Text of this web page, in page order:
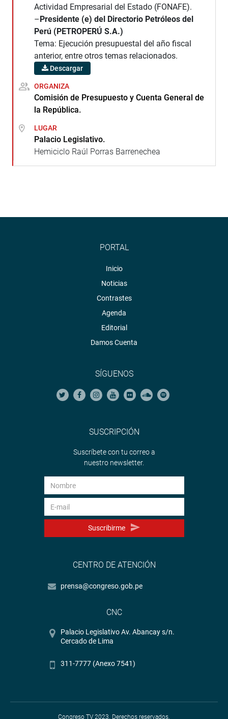
Actividad Empresarial del Estado (FONAFE).
–Presidente (e) del Directorio Petróleos del
Perú (PETROPERÚ S.A.)
Tema: Ejecución presupuestal del año fiscal
anterior, entre otros temas relacionados.
Descargar
ORGANIZA
Comisión de Presupuesto y Cuenta General de
la República.
LUGAR
Palacio Legislativo.
Hemiciclo Raúl Porras Barrenechea
PORTAL
Inicio
Noticias
Contrastes
Agenda
Editorial
Damos Cuenta
SÍGUENOS
SUSCRIPCIÓN
Suscríbete con tu correo a
nuestro newsletter.
Suscribirme
CENTRO DE ATENCIÓN
prensa@congreso.gob.pe
CNC
Palacio Legislativo Av. Abancay s/n.
Cercado de Lima
311-7777 (Anexo 7541)
Congreso TV 2023. Derechos reservados.